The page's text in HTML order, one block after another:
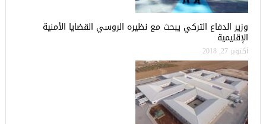
وزير الدفاع التركي يبحث مع نظيره الروسي القضايا الأمنية
الإقليمية
أكتوبر 27, 2018